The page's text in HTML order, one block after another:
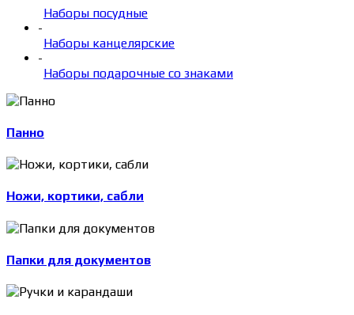
Наборы посудные
-
Наборы канцелярские
-
Наборы подарочные со знаками
Панно
Ножи, кортики, сабли
Папки для документов